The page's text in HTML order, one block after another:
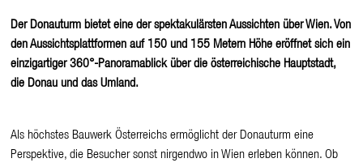
Der Donauturm bietet eine der spektakulärsten Aussichten über Wien. Von
den Aussichtsplattformen auf 150 und 155 Metern Höhe eröffnet sich ein
einzigartiger 360°-Panoramablick über die österreichische Hauptstadt,
die Donau und das Umland.
Als höchstes Bauwerk Österreichs ermöglicht der Donauturm eine
Perspektive, die Besuchersonst nirgendwo in Wien erleben können. Ob